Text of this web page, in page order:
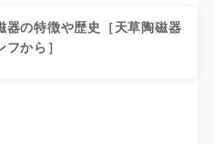
器の特徴や歴史［天草陶磁器
から］